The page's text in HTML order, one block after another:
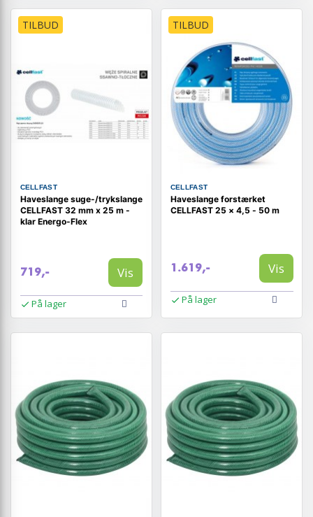
TILBUD
CELLFAST
Haveslange suge-/trykslange
CELLFAST 32 mm x 25 m -
klar Energo-Flex
719,- Vis
På lager
TILBUD
CELLFAST
Haveslange forstærket
CELLFAST 25 × 4,5 - 50 m
1.619,- Vis
På lager